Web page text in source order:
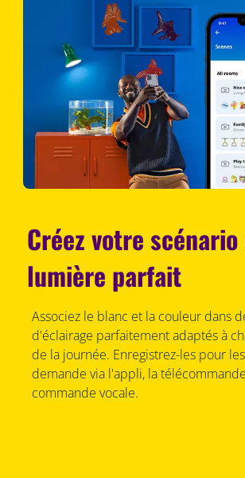
Créez votre scénario
lumière parfait
Associez le blanc et la couleur dans
d'éclairage parfaitement adaptés à
de la journée. Enregistrez-les pour
demande via l'appli, la
commande vocale.